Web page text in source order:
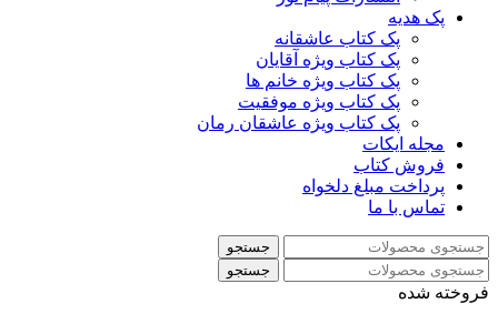
پک هدیه
پک کتاب عاشقانه
پک کتاب ویژه آقایان
پک کتاب ویژه خانم ها
پک کتاب ویژه موفقیت
پک کتاب ویژه عاشقان رمان
مجله ایکات
فروش کتاب
پرداخت مبلغ دلخواه
تماس با ما
جستجو
جستجو
فروخته شده